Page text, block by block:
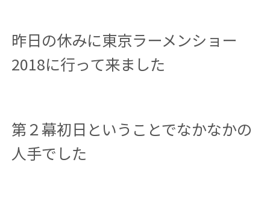
昨日の休みに東京ラーメンショー
2018に行って来ました
第２幕初日ということでなかなかの
人手でした